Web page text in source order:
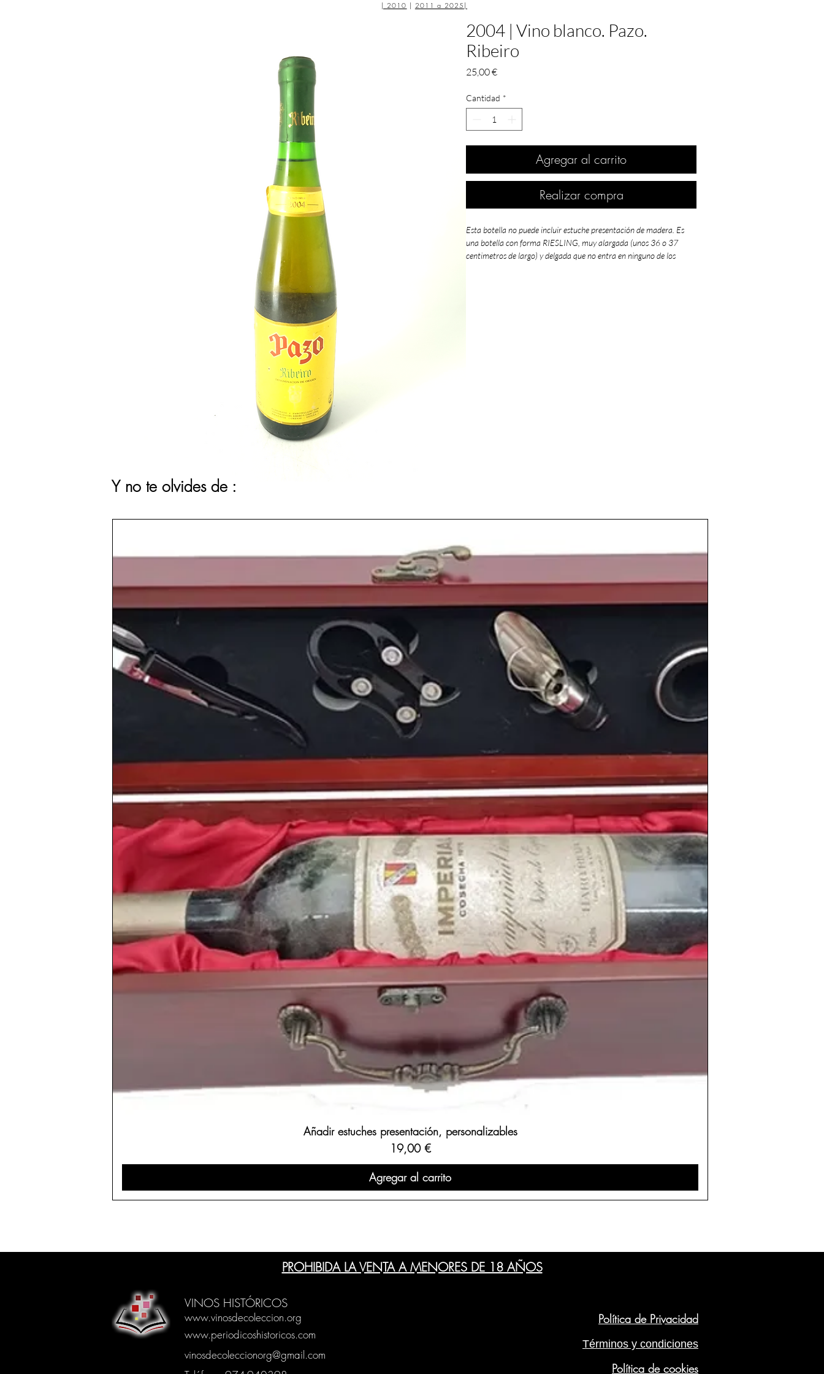
| 2010 | 2011 a 2025 |
2004 | Vino blanco. Pazo.
Ribeiro
25,00 €Precio
Cantidad *
Agregar al carrito
Realizar compra
Esta botella no puede incluir estuche presentación de madera. Es
una botella con forma RIESLING, muy alargada (unos 36 o 37
centimetros de largo) y delgada que no entra en ninguno de los
bodega Cvne.
2004
tsunami del Océano Índico, laselecciones generales españolas
que dieron el poder a
Juegos Olímpicos de Atenas
Jackson... Sin duda unaño
faltar unabotella de vino en tu
Puedes encontrar más información de los de lacosecha
y otrosañosen nuestro blog:
https://www.periodicoshistoricos.com/blog
El vino de tu año
oroy muchos más.
Y no te olvides de :
Añadir estuches presentación, personalizables
Precio
19,00 €
Agregar al carrito
PROHIBIDA LA VENTA A MENORES DE 18 AÑOS
VINOS HISTÓRICOS
www.vinosdecoleccion.org
www.periodicoshistoricos.com
vinosdecoleccionorg@gmail.com
Política de Privacidad
Términos y condiciones
Política de cookies